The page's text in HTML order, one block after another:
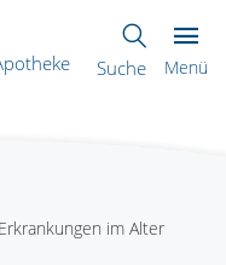
Suche Menü
Erkrankungen im Alter